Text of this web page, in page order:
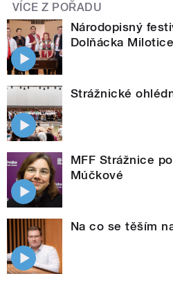
VÍCE Z POŘADU
Národopisný
Dolňácka
Strážnické
MFF Strážnice
Múčkové
Na co se těším